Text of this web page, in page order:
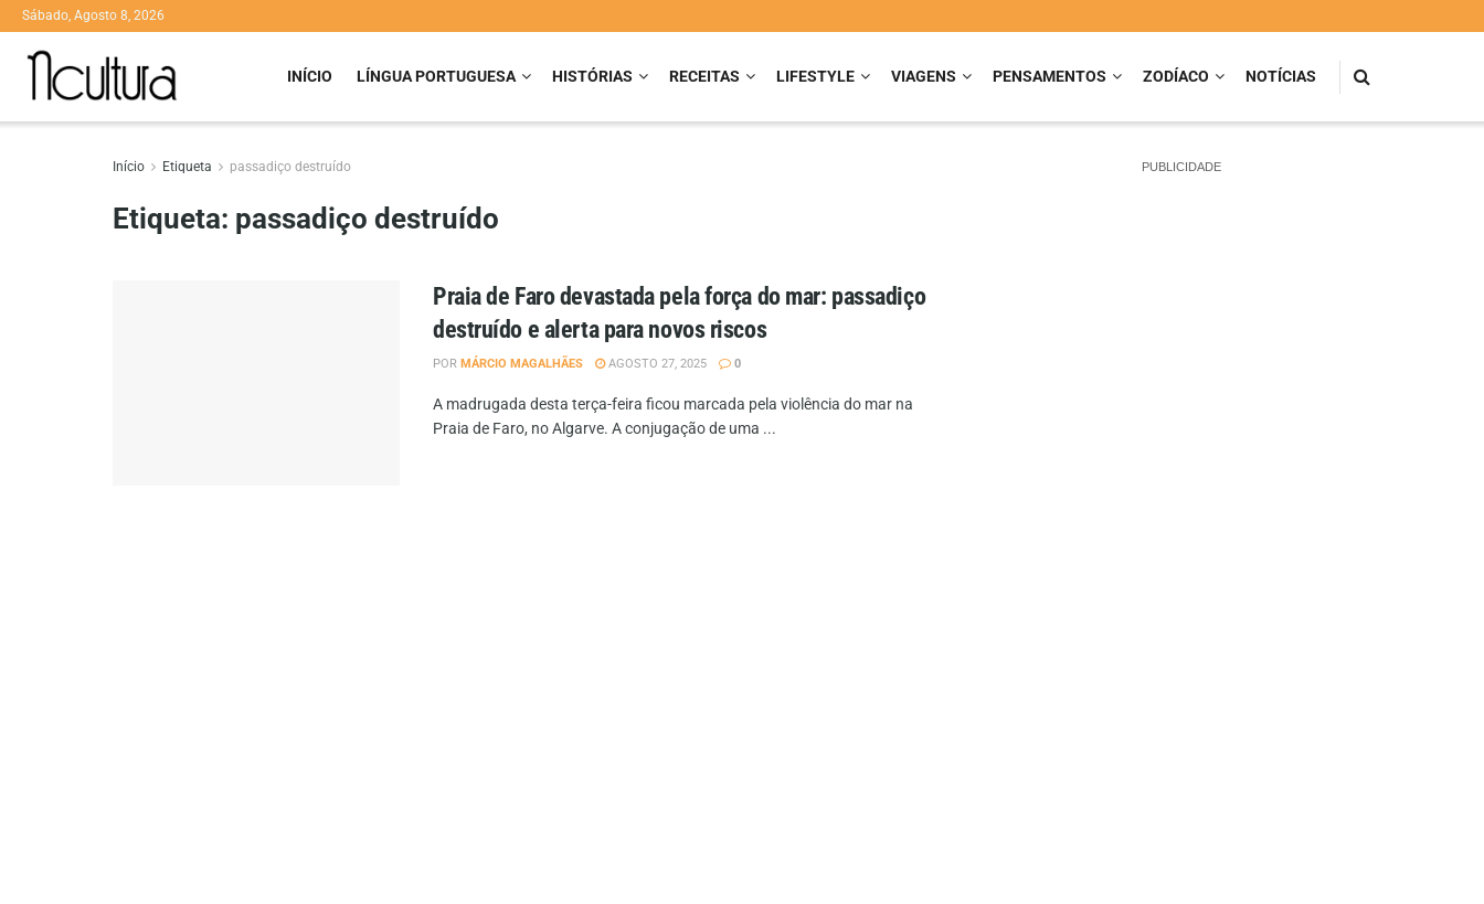
Sábado, Agosto 8, 2026
INÍCIO LÍNGUA PORTUGUESA HISTÓRIAS RECEITAS LIFESTYLE VIAGENS PENSAMENTOS ZODÍACO NOTÍCIAS
Início Etiqueta passadiço destruído
Etiqueta: passadiço destruído
Praia de Faro devastada pela força do mar: passadiço
destruído e alerta para novos riscos
POR MÁRCIO MAGALHÃES AGOSTO 27, 2025 0
A madrugada desta terça-feira ficou marcada pela violência do mar na
Praia de Faro, no Algarve. A conjugação de uma ...
PUBLICIDADE